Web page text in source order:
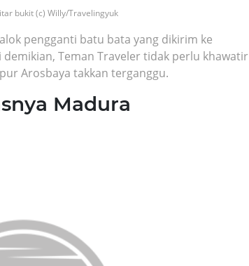
bukit (c) Willy/Travelingyuk
pengganti batu bata yang dikirim ke
Teman Traveler tidak perlu khawatir
Arosbaya takkan terganggu.
Madura